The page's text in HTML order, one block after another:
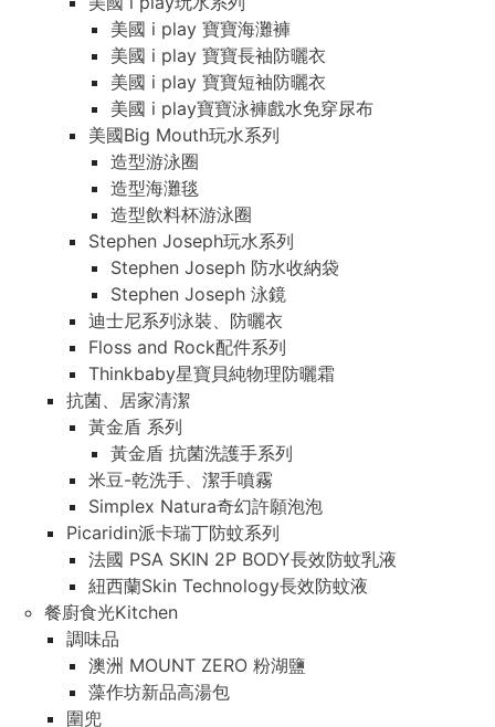
美國 i play 寶寶海灘褲
美國 i play 寶寶長袖防曬衣
美國 i play 寶寶短袖防曬衣
美國 i play寶寶泳褲戲水免穿尿布
美國Big Mouth玩水系列
造型游泳圈
造型海灘毯
造型飲料杯游泳圈
Stephen Joseph玩水系列
Stephen Joseph 防水收納袋
Stephen Joseph 泳鏡
迪士尼系列泳裝、防曬衣
Floss and Rock配件系列
Thinkbaby星寶貝純物理防曬霜
抗菌、居家清潔
黃金盾 系列
黃金盾 抗菌洗護手系列
米豆-乾洗手、潔手噴霧
Simplex Natura奇幻許願泡泡
Picaridin派卡瑞丁防蚊系列
法國 PSA SKIN 2P BODY長效防蚊乳液
紐西蘭Skin Technology長效防蚊液
餐廚食光Kitchen
調味品
澳洲 MOUNT ZERO 粉湖鹽
藻作坊新品高湯包
圍兜